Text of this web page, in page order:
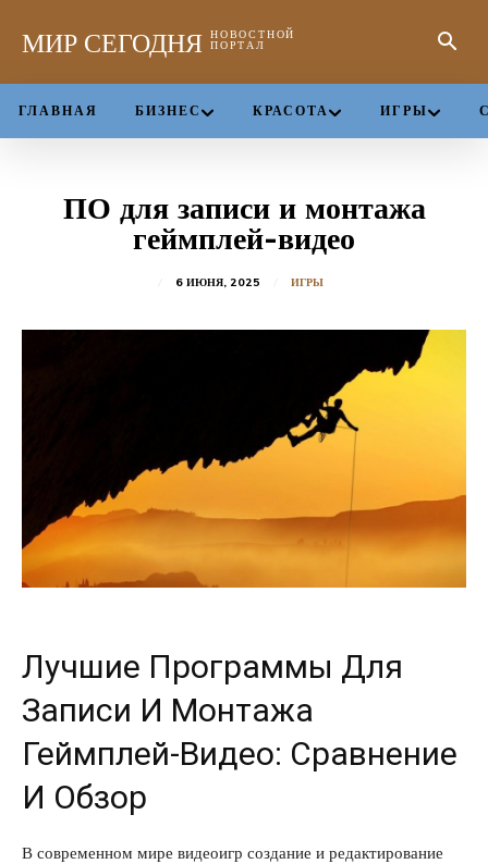
МИР СЕГОДНЯ НОВОСТНОЙ
ПОРТАЛ
ГЛАВНАЯ БИЗНЕС КРАСОТА ИГРЫ
ПО для записи и монтажа
геймплей-видео
6 ИЮНЯ, 2025 ИГРЫ
Лучшие Программы Для
Записи И Монтажа
Геймплей-Видео: Сравнение
И Обзор
В современном мире видеоигр создание и редактирование